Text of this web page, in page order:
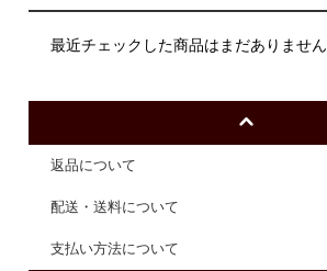
最近チェックした商品はまだありません
返品について
配送・送料について
支払い方法について